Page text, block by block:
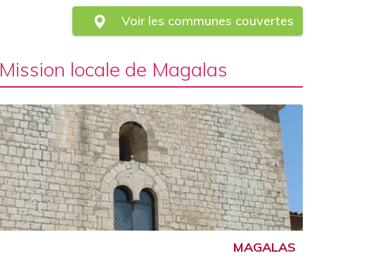
Voir les communes couvertes
Mission locale de Magalas
MAGALAS